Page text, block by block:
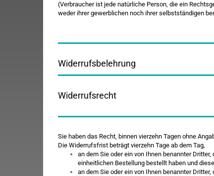
(Verbraucher ist jede natürliche Person, die ein
weder ihrer gewerblichen noch ihrer selbstständigen
Widerrufsbelehrung
Widerrufsrecht
Sie haben das Recht, binnen vierzehn Tagen ohne
Die Widerrufsfrist beträgt vierzehn Tage ab dem Tag,
an dem Sie oder ein von Ihnen benannter
einheitlichen Bestellung bestellt haben und
an dem Sie oder ein von Ihnen benannter